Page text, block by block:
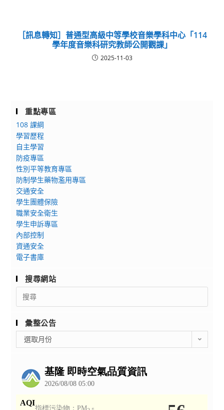
［訊息轉知］普通型高級中等學校音樂學科中心「114
學年度音樂科研究教師公開觀課」
2025-11-03
重點專區
108 課綱
學習歷程
自主學習
防疫專區
性別平等教育專區
防制學生藥物濫用專區
交通安全
學生團體保險
職業安全衛生
學生申訴專區
內部控制
資通安全
電子書庫
搜尋網站
Search
for:
彙整公告
整
選取月份